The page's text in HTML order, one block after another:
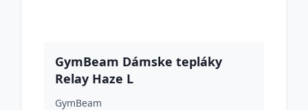
GymBeam Dámske tepláky
Relay Haze L
GymBeam